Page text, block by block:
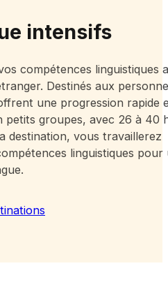
intensifs
compétences linguistiques
Destinés aux
une progression rapide
petits groupes, avec 26 à 40
destination, vous travaillerez
linguistiques pour